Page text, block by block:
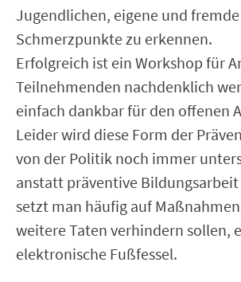
Jugendlichen, eigene und fremde
Schmerzpunkte zu erkennen.
Erfolgreich ist ein Workshop für
Teilnehmenden nachdenklich
einfach dankbar für den offenen
Leider wird diese Form der
von der Politik noch immer
anstatt präventive
setzt man häufig auf
weitere Taten verhindern sollen,
elektronische Fußfessel.